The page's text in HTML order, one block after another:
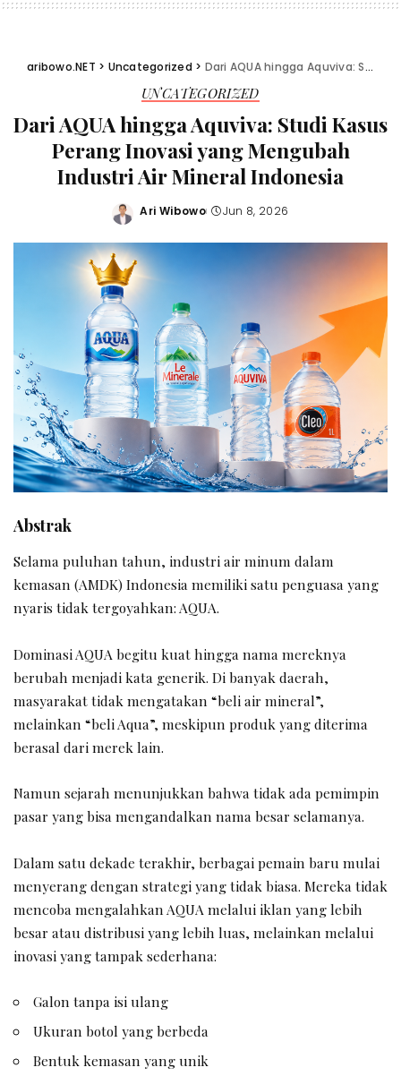
aribowo.NET > Uncategorized > Dari AQUA hingga Aquviva: Studi Kasus Perang Inovasi yang Mengubah Industri Air Mineral Indonesia
UNCATEGORIZED
Dari AQUA hingga Aquviva: Studi Kasus
Perang Inovasi yang Mengubah
Industri Air Mineral Indonesia
Posted
Ari Wibowo Jun 8, 2026
Abstrak
Selama puluhan tahun, industri air minum dalam
kemasan (AMDK) Indonesia memiliki satu penguasa yang
nyaris tidak tergoyahkan: AQUA.
Dominasi AQUA begitu kuat hingga nama mereknya
berubah menjadi kata generik. Di banyak daerah,
masyarakat tidak mengatakan “beli air mineral”,
melainkan “beli Aqua”, meskipun produk yang diterima
berasal dari merek lain.
Namun sejarah menunjukkan bahwa tidak ada pemimpin
pasar yang bisa mengandalkan nama besar selamanya.
Dalam satu dekade terakhir, berbagai pemain baru mulai
menyerang dengan strategi yang tidak biasa. Mereka tidak
mencoba mengalahkan AQUA melalui iklan yang lebih
besar atau distribusi yang lebih luas, melainkan melalui
inovasi yang tampak sederhana:
Galon tanpa isi ulang
Ukuran botol yang berbeda
Bentuk kemasan yang unik